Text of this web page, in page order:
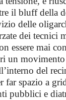
il bluff della
delle
dei tecnici
essere mai
un
del
far spazio a
pubblici e